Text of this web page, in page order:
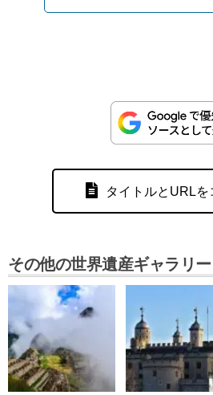
タイトルとURLを
その他の世界遺産ギャラリー